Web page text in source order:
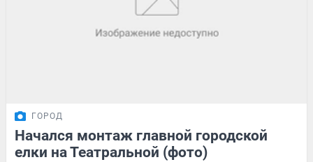
ГОРОД
Начался монтаж главной городской
елки на Театральной (фото)